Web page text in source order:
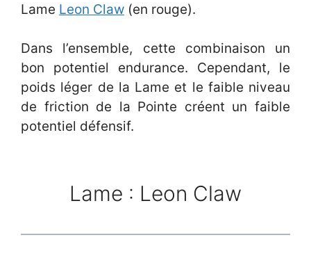
Lame Leon Claw (en rouge).
Dans l’ensemble, cette combinaison un
bon potentiel endurance. Cependant, le
poids léger de la Lame et le faible niveau
de friction de la Pointe créent un faible
potentiel défensif.
Lame : Leon Claw